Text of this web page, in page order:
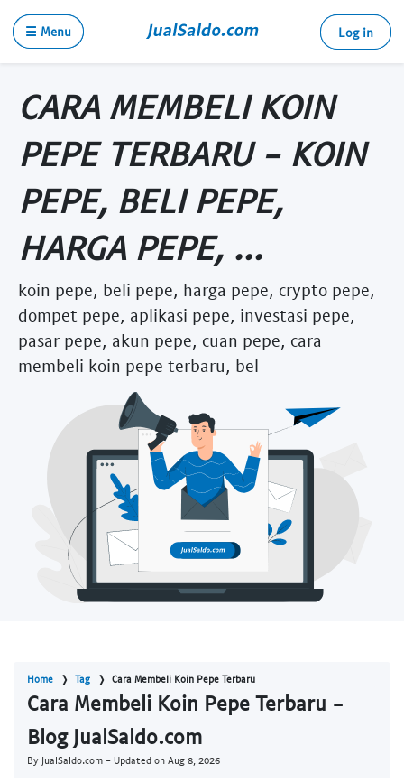
☰ Menu Log in
CARA MEMBELI KOIN
PEPE TERBARU - KOIN
PEPE, BELI PEPE,
HARGA PEPE, ...
koin pepe, beli pepe, harga pepe, crypto pepe,
dompet pepe, aplikasi pepe, investasi pepe,
pasar pepe, akun pepe, cuan pepe, cara
membeli koin pepe terbaru, bel
Home Tag Cara Membeli Koin Pepe Terbaru
Cara Membeli Koin Pepe Terbaru -
Blog JualSaldo.com
By JualSaldo.com - Updated on Aug 8, 2026